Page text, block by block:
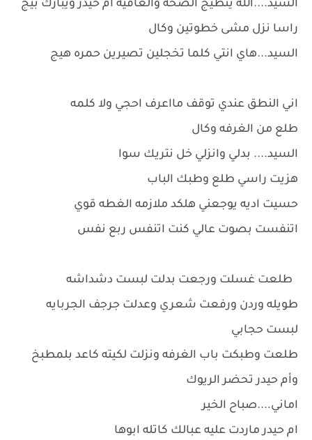
السيد....الله ينطيج الصحه والعافيه ام حيدر ويبارك بيج
راسا نزل مشى خطوتين وكال
السيد...هاي انتي كلما تخجلين تصيرين حمره هيج
اني النطق عندي توقف مااعرف احجي ولا كلمه
طلع من الغرفه وكال
السيد.... بدلي وانزلي خل نتريك سوا
هزيت راسي طلع وطبك الباب
حسيت اديه يوجعني هلكد ملازمه الغطه قوي
اتنفست بصوت عالي كنت اتنفس ربع نفس
طلعت غسلت ورجعت بدلت لبست دشداشه
طويله وردن ورفعت شعري وعدلت جرجف الجربايه
لبست حجابي
طلعت وطبكت باب الغرفه ونزلت لكيته كاعد بلمطبخ
وأم حيدر تحضر الريوك
اماني....صباح الخير
ام حيدر ماردت عليه عبالك كاتله ابوها